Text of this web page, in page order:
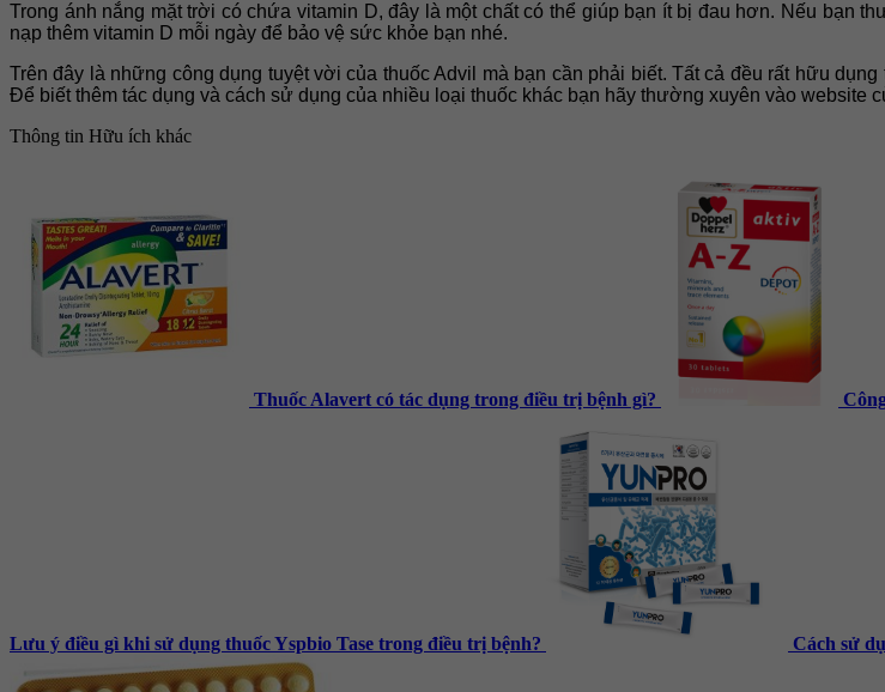
Trong ánh nắng mặt trời có chứa vitamin D, đây là một chất có thể giúp bạn ít bị đau hơn. Nếu bạn
nạp thêm vitamin D mỗi ngày để bảo vệ sức khỏe bạn nhé.
Trên đây là những công dụng tuyệt vời của thuốc Advil mà bạn cần phải biết. Tất cả đều rất hữu
Để biết thêm tác dụng và cách sử dụng của nhiều loại thuốc khác bạn hãy thường xuyên vào website
Thông tin Hữu ích khác
Thuốc Alavert có tác dụng trong điều trị bệnh gì?
Lưu ý điều gì khi sử dụng thuốc Yspbio Tase trong điều trị bệnh? Cách sử